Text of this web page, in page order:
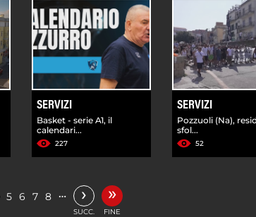
SERVIZI
Basket - serie A1, il
calendari...
227
SERVIZI
Pozzuoli (Na),
sfol...
52
5 6 7 8 … ›
SUCC.
»
FINE